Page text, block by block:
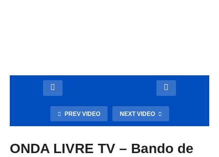
PREV VIDEO NEXT VIDEO
ONDA LIVRE TV – Bando de